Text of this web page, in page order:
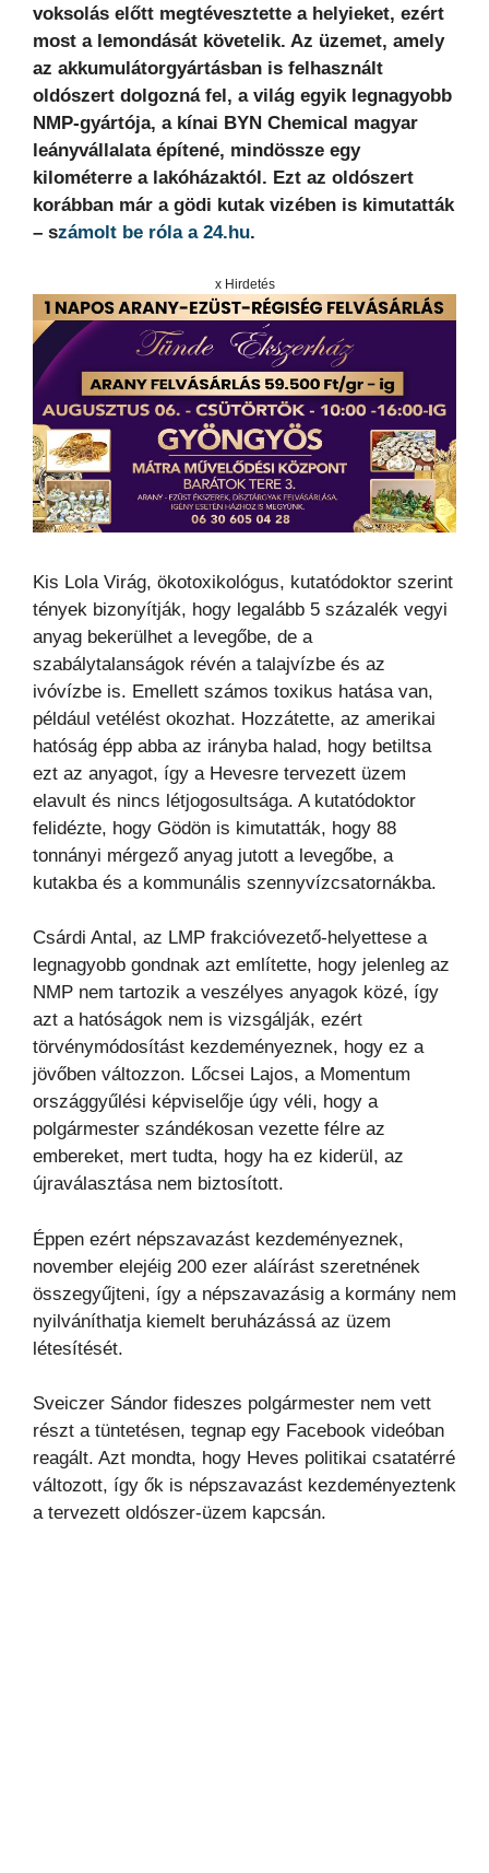
voksolás előtt megtévesztette a helyieket, ezért
most a lemondását követelik. Az üzemet, amely
az akkumulátorgyártásban is felhasznált
oldószert dolgozná fel, a világ egyik legnagyobb
NMP-gyártója, a kínai BYN Chemical magyar
leányvállalata építené, mindössze egy
kilométerre a lakóházaktól. Ezt az oldószert
korábban már a gödi kutak vizében is kimutatták
– számolt be róla a 24.hu.
x Hirdetés
Kis Lola Virág, ökotoxikológus, kutatódoktor szerint
tények bizonyítják, hogy legalább 5 százalék vegyi
anyag bekerülhet a levegőbe, de a
szabálytalanságok révén a talajvízbe és az
ivóvízbe is. Emellett számos toxikus hatása van,
például vetélést okozhat. Hozzátette, az amerikai
hatóság épp abba az irányba halad, hogy betiltsa
ezt az anyagot, így a Hevesre tervezett üzem
elavult és nincs létjogosultsága. A kutatódoktor
felidézte, hogy Gödön is kimutatták, hogy 88
tonnányi mérgező anyag jutott a levegőbe, a
kutakba és a kommunális szennyvízcsatornákba.
Csárdi Antal, az LMP frakcióvezető-helyettese a
legnagyobb gondnak azt említette, hogy jelenleg az
NMP nem tartozik a veszélyes anyagok közé, így
azt a hatóságok nem is vizsgálják, ezért
törvénymódosítást kezdeményeznek, hogy ez a
jövőben változzon. Lőcsei Lajos, a Momentum
országgyűlési képviselője úgy véli, hogy a
polgármester szándékosan vezette félre az
embereket, mert tudta, hogy ha ez kiderül, az
újraválasztása nem biztosított.
Éppen ezért népszavazást kezdeményeznek,
november elejéig 200 ezer aláírást szeretnének
összegyűjteni, így a népszavazásig a kormány nem
nyilváníthatja kiemelt beruházássá az üzem
létesítését.
Sveiczer Sándor fideszes polgármester nem vett
részt a tüntetésen, tegnap egy Facebook videóban
reagált. Azt mondta, hogy Heves politikai csatatérré
változott, így ők is népszavazást kezdeményeztenk
a tervezett oldószer-üzem kapcsán.